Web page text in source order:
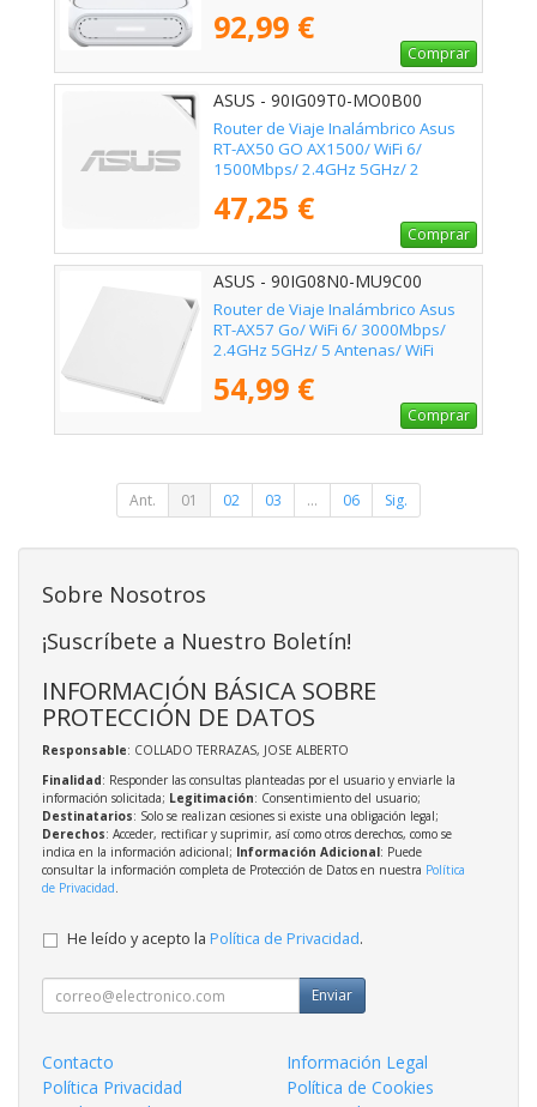
- n/b/g
92,99 €
Comprar
ASUS - 90IG09T0-MO0B00
Router de Viaje Inalámbrico Asus
RT-AX50 GO AX1500/ WiFi 6/
1500Mbps/ 2.4GHz 5GHz/ 2
n/b/g
47,25 €
Comprar
ASUS - 90IG08N0-MU9C00
Router de Viaje Inalámbrico Asus
RT-AX57 Go/ WiFi 6/ 3000Mbps/
2.4GHz 5GHz/ 5 Antenas/ WiFi
54,99 €
Comprar
Ant. 01 02 03 ... 06 Sig.
Sobre Nosotros
¡Suscríbete a Nuestro Boletín!
INFORMACIÓN BÁSICA SOBRE
PROTECCIÓN DE DATOS
Responsable: COLLADO TERRAZAS, JOSE ALBERTO
Finalidad: Responder las consultas planteadas por el usuario y enviarle la
información solicitada; Legitimación: Consentimiento del usuario;
Destinatarios: Solo se realizan cesiones si existe una obligación legal;
Derechos: Acceder, rectificar y suprimir, así como otros derechos, como se
indica en la información adicional; Información Adicional: Puede
consultar la información completa de Protección de Datos en nuestra Política
de Privacidad.
He leído y acepto la Política de Privacidad.
Enviar
Contacto
Información Legal
Política Privacidad
Política de Cookies